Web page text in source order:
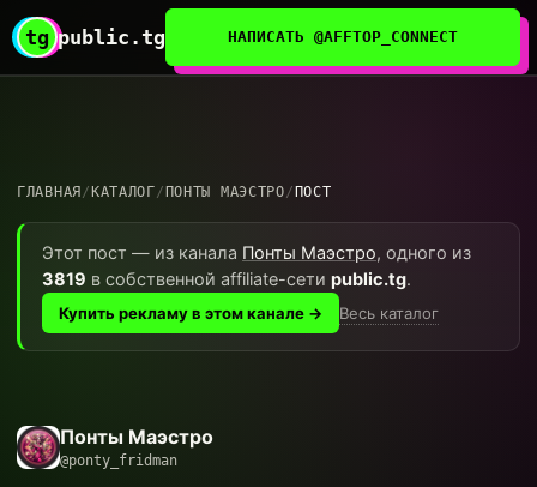
tg public.tg НАПИСАТЬ @AFFTOP_CONNECT
ГЛАВНАЯ / КАТАЛОГ/ ПОНТЫ МАЭСТРО/ ПОСТ
Этот пост — из канала Понты Маэстро, одного из
3819 в собственной affiliate-сети public.tg.
Купить рекламу в этом канале → Весь каталог
Понты Маэстро
@ponty_fridman